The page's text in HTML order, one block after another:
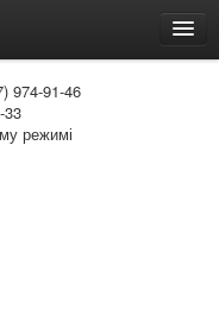
974-91-46
33
режимі